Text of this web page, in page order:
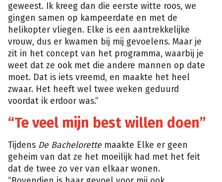
geweest. Ik kreeg dan die eerste witte roos, we
gingen samen op kampeerdate en met de
helikopter vliegen. Elke is een aantrekkelijke
vrouw, dus er kwamen bij mij gevoelens. Maar je
zit in het concept van het programma, waarbij je
weet dat ze ook met die andere mannen op date
moet. Dat is iets vreemd, en maakte het heel
zwaar. Het heeft wel twee weken geduurd
voordat ik erdoor was.”
“Te veel mijn best willen doen”
Tijdens De Bachelorettemaakte Elke er geen
geheim van dat ze het moeilijk had met het feit
dat de twee zo ver van elkaar wonen.